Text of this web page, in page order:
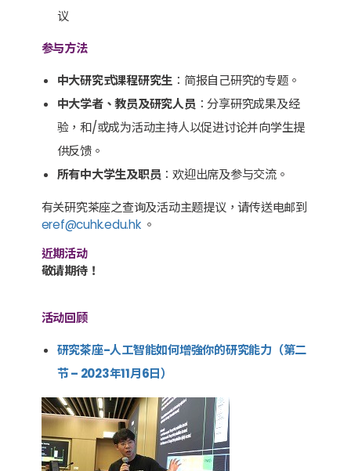
议
参与方法
中大研究式课程研究生 ：简报自己研究的专题。
中大学者、教员及研究人员：分享研究成果及经
验，和/或成为活动主持人以促进讨论并向学生提
供反馈。
所有中大学生及职员：欢迎出席及参与交流。
有关研究茶座之查询及活动主题提议，请传送电邮到
eref@cuhk.edu.hk。
近期活动
敬请期待！
活动回顾
研究茶座-人工智能如何增強你的研究能力（第二
节 – 2023年11月6日）